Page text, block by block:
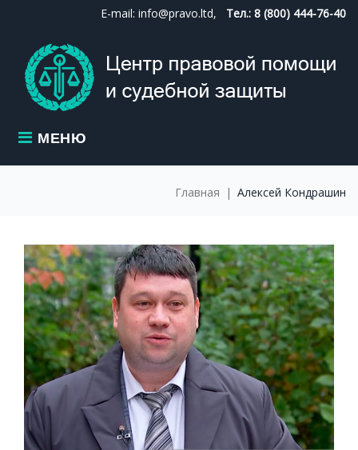
content
E-mail: info@pravo.ltd, Тел.: 8 (800) 444-76-40
МЕНЮ
Главная | Алексей Кондрашин
МЕТКА:
АЛЕКСЕЙ
КОНДРАШИН